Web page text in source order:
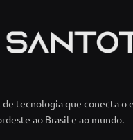
de tecnologia que conecta o
ao Brasil e ao mundo.